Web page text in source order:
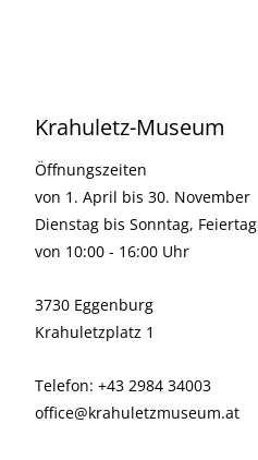
Krahuletz-Museum
Öffnungszeiten
von 1. April bis 30. November
Dienstag bis Sonntag, Feiertag
von 10:00 - 16:00 Uhr
3730 Eggenburg
Krahuletzplatz 1
Telefon: +43 2984 34003
office@krahuletzmuseum.at